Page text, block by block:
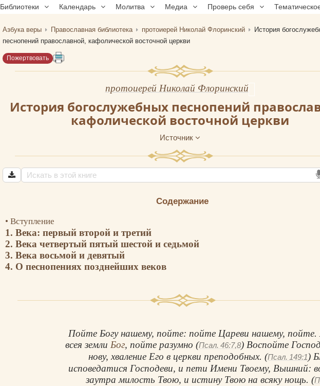
Библиотеки Календарь Молитва Медиа Проверь себя
Азбука веры Православная библиотека протоиерей Николай Флоринский
История
песнопений православной, кафолической восточной церкви
Пожертвовать
протоиерей Николай Флоринский
История богослужебных песнопений
кафолической восточной церкви
Источник
Содержание
Вступление
1. Века: первый второй и третий
2. Века четвертый пятый шестой и седьмой
3. Века восьмой и девятый
4. О песнопениях позднейших веков
Пойте Богу нашему, пойте: пойте Цареви нашему, пойте.
всея земли Бог, пойте разумно (Псал. 46:7,8) Воспойте
нову, хваление Его в церкви преподобных. (Псал. 149:1)
исповедатися Господеви, и пети Имени Твоему, Вышний:
заутра милость Твою, и истину Твою на всяку нощь. (